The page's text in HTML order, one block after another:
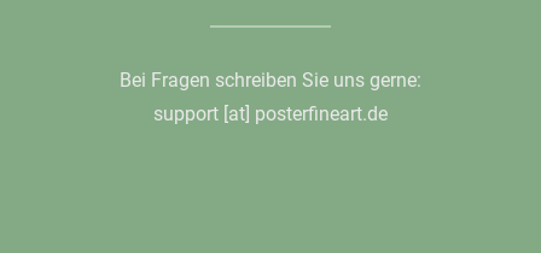
Bei Fragen schreiben Sie uns gerne:
support [at] posterfineart.de